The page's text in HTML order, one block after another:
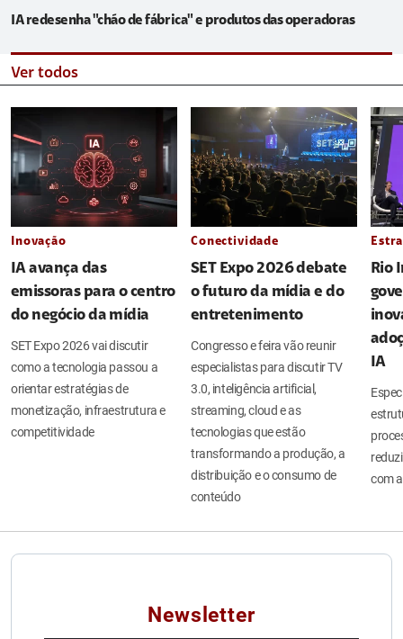
IA redesenha "chão de fábrica" e produtos das operadoras
Ver todos
Inovação
IA avança das
emissoras para o centro
do negócio da mídia
SET Expo 2026 vai discutir
como a tecnologia passou a
orientar estratégias de
monetização, infraestrutura e
competitividade
Conectividade
SET Expo 2026 debate
o futuro da mídia e do
entretenimento
Congresso e feira vão reunir
especialistas para discutir TV
3.0, inteligência artificial,
streaming, cloud e as
tecnologias que estão
transformando a produção, a
distribuição e o consumo de
conteúdo
Rio
IA
com
Newsletter